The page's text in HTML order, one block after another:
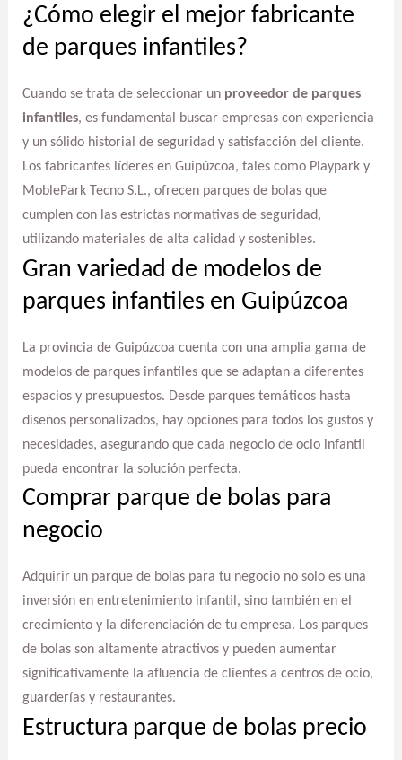
¿Cómo elegir el mejor fabricante
de parques infantiles?
Cuando se trata de seleccionar un proveedor de parques
infantiles, es fundamental buscar empresas con experiencia
y un sólido historial de seguridad y satisfacción del cliente.
Los fabricantes líderes en Guipúzcoa, tales como Playpark y
MoblePark Tecno S.L., ofrecen parques de bolas que
cumplen con las estrictas normativas de seguridad,
utilizando materiales de alta calidad y sostenibles.
Gran variedad de modelos de
parques infantiles en Guipúzcoa
La provincia de Guipúzcoa cuenta con una amplia gama de
modelos de parques infantiles que se adaptan a diferentes
espacios y presupuestos. Desde parques temáticos hasta
diseños personalizados, hay opciones para todos los gustos y
necesidades, asegurando que cada negocio de ocio infantil
pueda encontrar la solución perfecta.
Comprar parque de bolas para
negocio
Adquirir un parque de bolas para tu negocio no solo es una
inversión en entretenimiento infantil, sino también en el
crecimiento y la diferenciación de tu empresa. Los parques
de bolas son altamente atractivos y pueden aumentar
significativamente la afluencia de clientes a centros de ocio,
guarderías y restaurantes.
Estructura parque de bolas precio